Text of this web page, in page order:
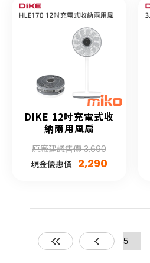
DIKE 12吋充電式收
納兩用風扇
原廠建議售價 3,690
現金優惠價 2,290